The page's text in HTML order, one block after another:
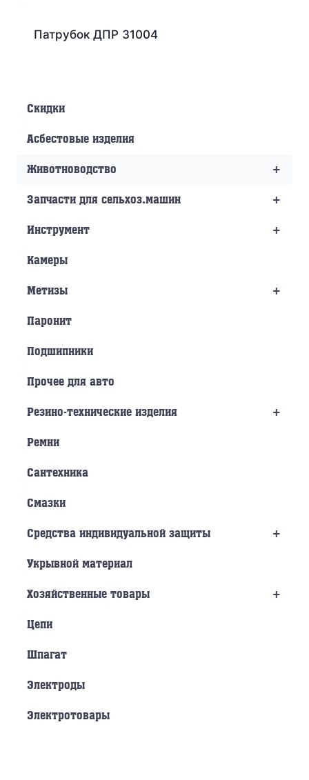
Патрубок ДПР 31004
Скидки
Асбестовые изделия
+
Животноводство
+
Запчасти для сельхоз.машин
+
Инструмент
Камеры
+
Метизы
Паронит
Подшипники
Прочее для авто
+
Резино-технические изделия
Ремни
Сантехника
Смазки
+
Средства индивидуальной защиты
Укрывной материал
+
Хозяйственные товары
Цепи
Шпагат
Электроды
Электротовары